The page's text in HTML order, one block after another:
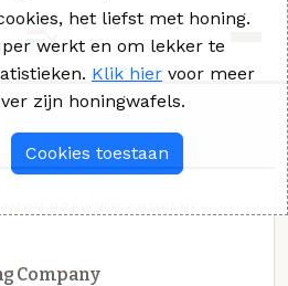
Company
het liefst met honing.
werkt en om lekker te
Klik hier voor meer
zijn honingwafels.
Cookies toestaan